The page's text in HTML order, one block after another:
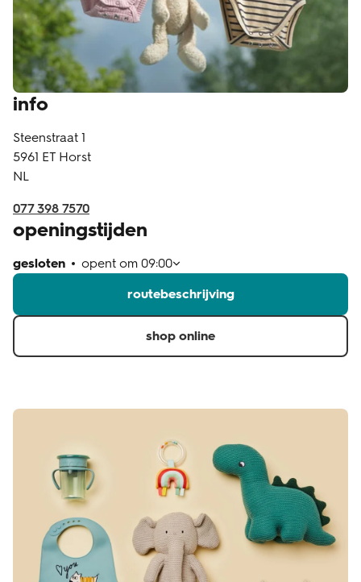
klantenservice
info
Steenstraat 1
5961 ET Horst
NL
077 398 7570
openingstijden
gesloten opent om 09:00
routebeschrijving
shop online